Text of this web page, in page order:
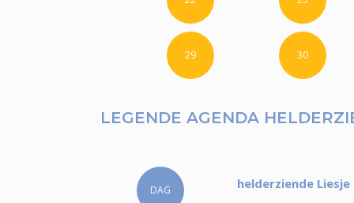
29 30
LEGENDE AGENDA
DAG helderziende